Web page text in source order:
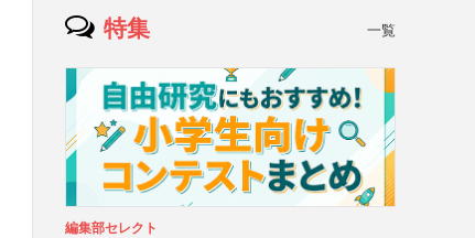
特集 一覧
編集部セレクト